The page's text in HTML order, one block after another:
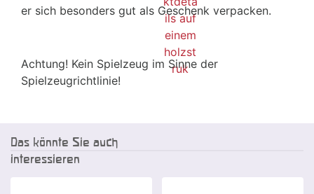
er sich besonders gut als Geschenk verpacken.
Achtung! Kein Spielzeug im Sinne der
Spielzeugrichtlinie!
Das könnte Sie auch
interessieren